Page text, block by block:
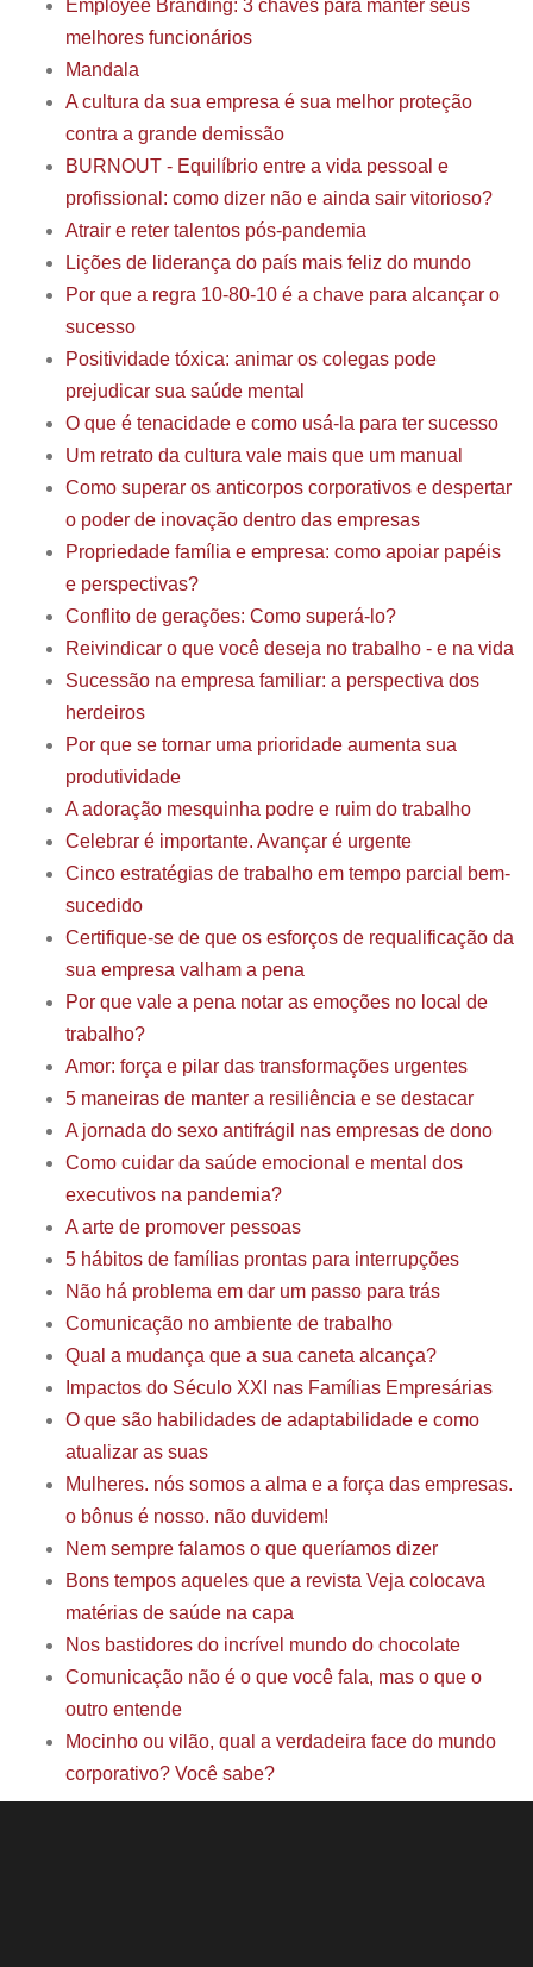
Employee Branding: 3 chaves para manter seus
melhores funcionários
Mandala
A cultura da sua empresa é sua melhor proteção
contra a grande demissão
BURNOUT - Equilíbrio entre a vida pessoal e
profissional: como dizer não e ainda sair vitorioso?
Atrair e reter talentos pós-pandemia
Lições de liderança do país mais feliz do mundo
Por que a regra 10-80-10 é a chave para alcançar o
sucesso
Positividade tóxica: animar os colegas pode
prejudicar sua saúde mental
O que é tenacidade e como usá-la para ter sucesso
Um retrato da cultura vale mais que um manual
Como superar os anticorpos corporativos e despertar
o poder de inovação dentro das empresas
Propriedade família e empresa: como apoiar papéis
e perspectivas?
Conflito de gerações: Como superá-lo?
Reivindicar o que você deseja no trabalho - e na vida
Sucessão na empresa familiar: a perspectiva dos
herdeiros
Por que se tornar uma prioridade aumenta sua
produtividade
A adoração mesquinha podre e ruim do trabalho
Celebrar é importante. Avançar é urgente
Cinco estratégias de trabalho em tempo parcial bem-
sucedido
Certifique-se de que os esforços de requalificação da
sua empresa valham a pena
Por que vale a pena notar as emoções no local de
trabalho?
Amor: força e pilar das transformações urgentes
5 maneiras de manter a resiliência e se destacar
A jornada do sexo antifrágil nas empresas de dono
Como cuidar da saúde emocional e mental dos
executivos na pandemia?
A arte de promover pessoas
5 hábitos de famílias prontas para interrupções
Não há problema em dar um passo para trás
Comunicação no ambiente de trabalho
Qual a mudança que a sua caneta alcança?
Impactos do Século XXI nas Famílias Empresárias
O que são habilidades de adaptabilidade e como
atualizar as suas
Mulheres. nós somos a alma e a força das empresas.
o bônus é nosso. não duvidem!
Nem sempre falamos o que queríamos dizer
Bons tempos aqueles que a revista Veja colocava
matérias de saúde na capa
Nos bastidores do incrível mundo do chocolate
Comunicação não é o que você fala, mas o que o
outro entende
Mocinho ou vilão, qual a verdadeira face do mundo
corporativo? Você sabe?